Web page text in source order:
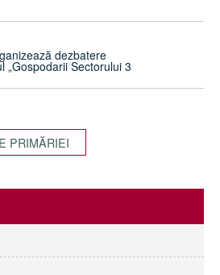
dezbatere
„Gospodarii Sectorului 3
PRIMĂRIEI